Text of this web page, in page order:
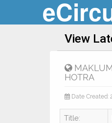
View
HOTRA
Date
Title: